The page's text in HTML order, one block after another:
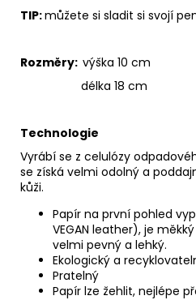
TIP:můžete si sladit si svojí
Rozměry: výška 10 cm
délka 18 cm
Technologie
Vyrábí se z celulózy
se získá velmi odolný a
kůži.
Papír na první pohled
VEGAN leather), je
velmi pevný a lehký.
Ekologický a
Pratelný
Papír lze žehlit, nejlépe